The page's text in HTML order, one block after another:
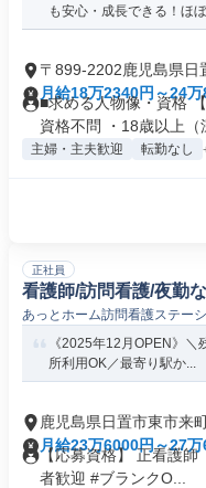
も安心・成長できる！ほ
〒899-2202鹿児島県日
月給18万2340円～24万
■求める人物像・資格
資格不問 ・18歳以上（
主婦・主夫歓迎 転勤なし
正社員
看護師/訪問看護/夜勤
あっとホーム訪問看護ステー
《2025年12月OPEN》＼
所利用OK／最寄り駅か...
鹿児島県日置市東市来
月給23万6000円～27万
【応募資格】 正看護師
者歓迎 #ブランクO...